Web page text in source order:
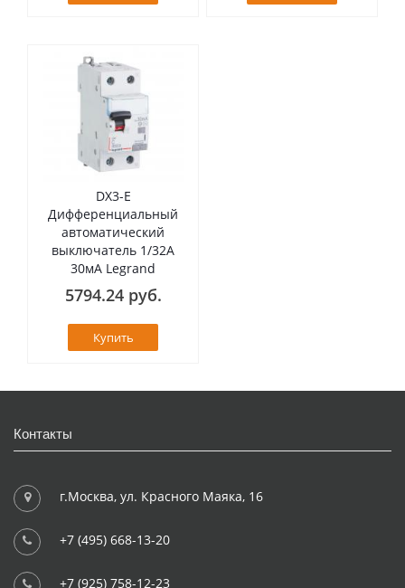
DX3-E
Дифференциальный
автоматический
выключатель 1/32А
30мА Legrand
5794.24 руб.
Купить
Контакты
г.Москва, ул. Красного Маяка, 16
+7 (495) 668-13-20
+7 (925) 758-12-23